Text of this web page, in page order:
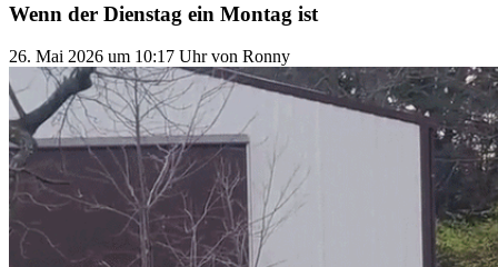
Wenn der Dienstag ein Montag ist
26. Mai 2026 um 10:17 Uhrvon Ronny